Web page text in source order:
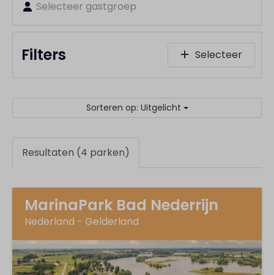
Selecteer gastgroep
Filters Selecteer
Sorteren op: Uitgelicht
Resultaten (4 parken)
MarinaPark Bad Nederrijn
Nederland - Gelderland